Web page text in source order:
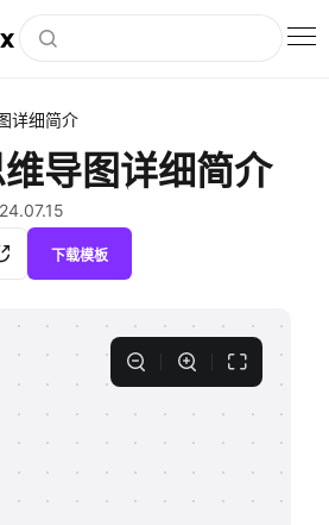
详细简介
导图详细简介
下载模板